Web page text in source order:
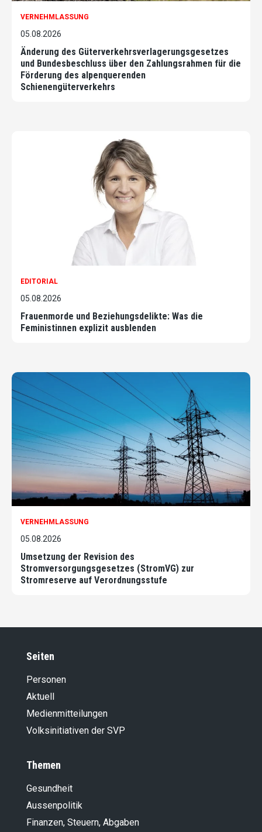
VERNEHMLASSUNG
05.08.2026
Änderung des Güterverkehrsverlagerungsgesetzes
und Bundesbeschluss über den Zahlungsrahmen für die
Förderung des alpenquerenden
Schienengüterverkehrs
EDITORIAL
05.08.2026
Frauenmorde und Beziehungsdelikte: Was die
Feministinnen explizit ausblenden
VERNEHMLASSUNG
05.08.2026
Umsetzung der Revision des
Stromversorgungsgesetzes (StromVG) zur
Stromreserve auf Verordnungsstufe
Seiten
Personen
Aktuell
Medienmitteilungen
Volksinitiativen der SVP
Themen
Gesundheit
Aussenpolitik
Finanzen, Steuern, Abgaben